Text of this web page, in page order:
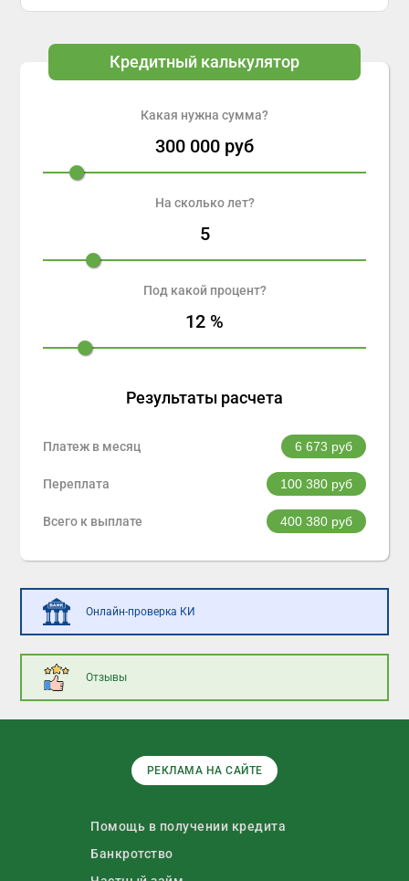
Кредитный калькулятор
Какая нужна сумма?
300 000 руб
На сколько лет?
5
Под какой процент?
12 %
Результаты расчета
Платеж в месяц 6 673 руб
Переплата 100 380руб
Всего к выплате 400 380руб
Онлайн-проверка КИ
Отзывы
РЕКЛАМА НА САЙТЕ
Помощь в получении кредита
Банкротство